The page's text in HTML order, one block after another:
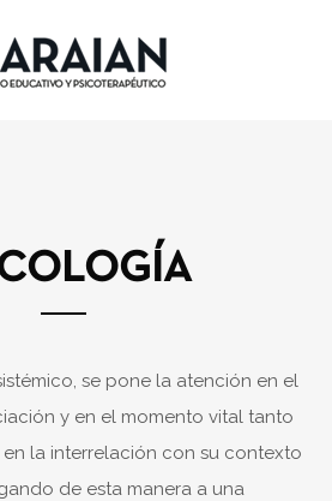
émico, se pone la atención en el
ón y en el momento vital tanto
la interrelación con su contexto
de esta manera a una